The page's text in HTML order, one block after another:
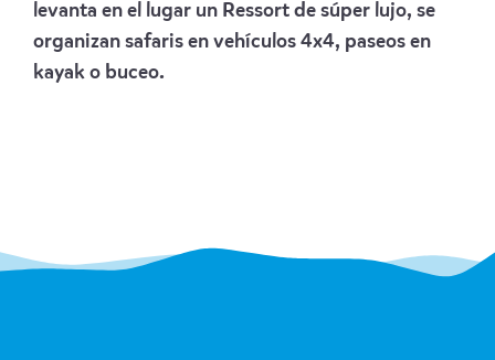
levanta en el lugar un Ressort de súper lujo, se
organizan safaris en vehículos 4x4, paseos en
kayak o buceo.